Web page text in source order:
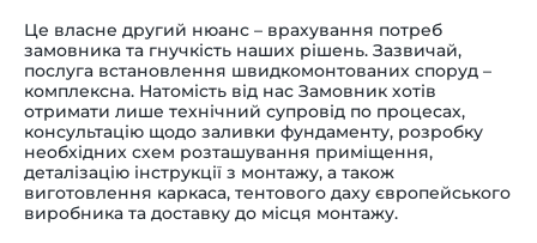
Це власне другий нюанс – врахування потреб
замовника та гнучкість наших рішень. Зазвичай,
послуга встановлення швидкомонтованих споруд –
комплексна. Натомість від нас Замовник хотів
отримати лише технічний супровід по процесах,
консультацію щодо заливки фундаменту, розробку
необхідних схем розташування приміщення,
деталізацію інструкції з монтажу, а також
виготовлення каркаса, тентового даху європейського
виробника та доставку до місця монтажу.